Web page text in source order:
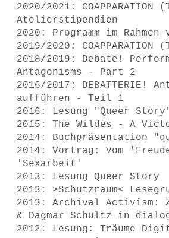
2020/2021:
Atelierstipendien
2020: Programm im
2019/2020:
2018/2019: Debate!
Antagonisms - Part 2
2016/2017: DEBATTERIE!
aufführen - Teil 1
2016: Lesung "Queer
2015: The Wildes - A
2014: Buchpräsentation
2014: Vortrag: Vom
'Sexarbeit'
2013: Lesung Queer Story
2013: >Schutzraum<
2013: Archival Activism:
& Dagmar Schultz in
2012: Lesung: Träume